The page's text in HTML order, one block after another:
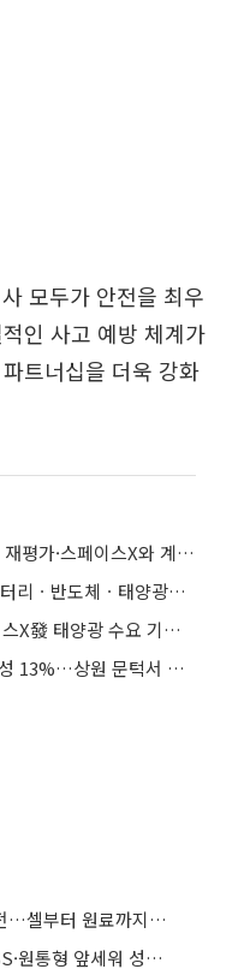
모두가 안전을 최우
인 사고 예방 체계가
트너십을 더욱 강화
OCI홀딩스, 비중국산 폴리실리콘 재평가·스페이스X와 계약…증권가, 목표가 상향
솔루스첨단소재·OCI 48%↑⋯배터리ㆍ반도체ㆍ태양광株 질주
OCI홀딩스, 9%대 급등⋯”스페이스X發 태양광 수요 기대↑”
美 클래리티 법안 연내 통과 가능성 13%…상원 문턱서 제동
K배터리, 북미·유럽 공급망 선점전…셀부터 원료까지 현지화
LG엔솔, 2개 분기 만에 흑자…ESS·원통형 앞세워 성장 가속